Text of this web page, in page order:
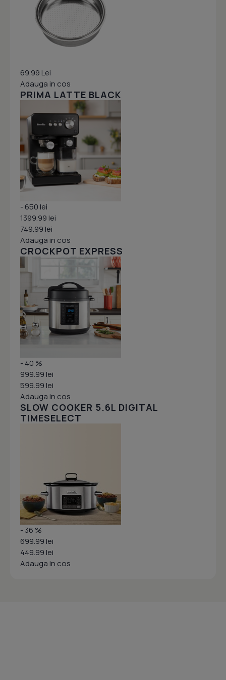
69.99 Lei
Adauga in cos
PRIMA LATTE BLACK
- 650 lei
1399.99 lei
749.99 lei
Adauga in cos
CROCKPOT EXPRESS
- 40 %
999.99 lei
599.99 lei
Adauga in cos
SLOW COOKER 5.6L DIGITAL
TIMESELECT
- 36 %
699.99 lei
449.99 lei
Adauga in cos